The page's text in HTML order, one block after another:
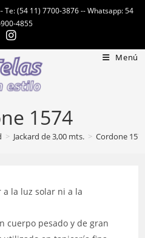
(54 11) 7700-3876 -- Whatsapp: 54
4855
Menú
1574
> Jackard de 3,00 mts. > Cordone
a la luz solar ni a la
cuerpo pesado y de gran